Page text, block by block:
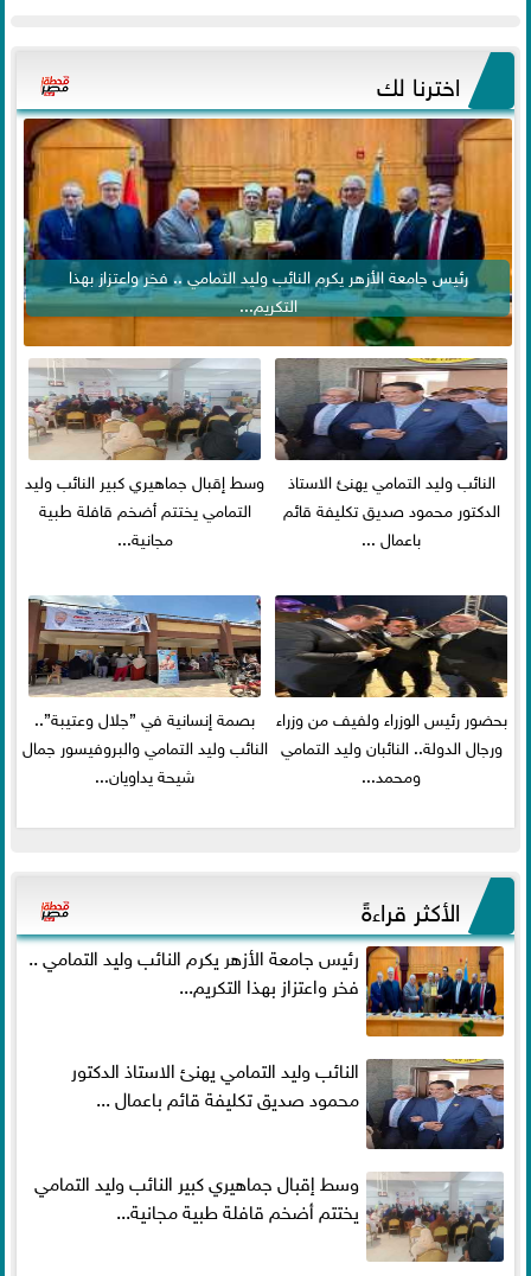
اخترنا لك
رئيس جامعة الأزهر يكرم النائب وليد التمامي .. فخر واعتزاز بهذا
التكريم...
النائب وليد التمامي يهنئ الاستاذ
الدكتور محمود صديق تكليفة قائم
باعمال ...
وسط إقبال جماهيري كبير النائب وليد
التمامي يختتم أضخم قافلة طبية
مجانية...
بحضور رئيس الوزراء ولفيف من وزراء
ورجال الدولة.. النائبان وليد التمامي
ومحمد...
بصمة إنسانية في ”جلال وعتيبة”..
النائب وليد التمامي والبروفيسور جمال
شيحة يداويان...
الأكثر قراءةً
رئيس جامعة الأزهر يكرم النائب وليد التمامي ..
فخر واعتزاز بهذا التكريم...
النائب وليد التمامي يهنئ الاستاذ الدكتور
محمود صديق تكليفة قائم باعمال ...
وسط إقبال جماهيري كبير النائب وليد التمامي
يختتم أضخم قافلة طبية مجانية...